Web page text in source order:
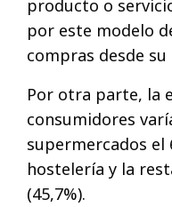
producto o
por este modelo
compras desde
Por otra parte, la
consumidores
supermercados el
hostelería y la
(45,7%).